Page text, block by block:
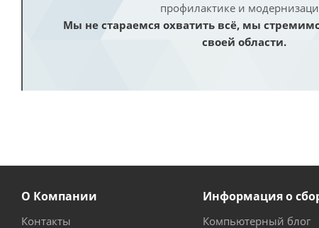
профилактике и
Мы не стараемся охватить всё, мы
своей области.
О Компании
Контакты
Информация о
Компьютерный блог